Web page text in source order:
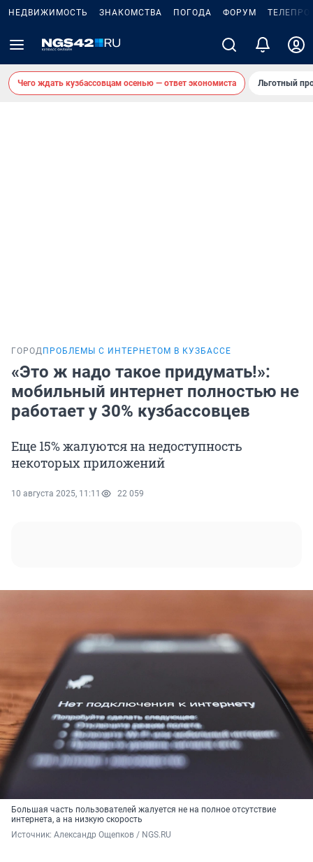
НЕДВИЖИМОСТЬ ЗНАКОМСТВА ПОГОДА ФОРУМ
Чего ждать кузбассовцам осенью — ответ экономиста Льготный
ГОРОД ПРОБЛЕМЫ С ИНТЕРНЕТОМ В КУЗБАССЕ
«Это ж надо такое придумать!»:
мобильный интернет полностью не
работает у 30% кузбассовцев
Еще 15% жалуются на недоступность
некоторых приложений
10 августа 2025, 11:11 22 059
Большая часть пользователей жалуется не на полное отсутствие
интернета, а на низкую скорость
Источник: Александр Ощепков / NGS.RU